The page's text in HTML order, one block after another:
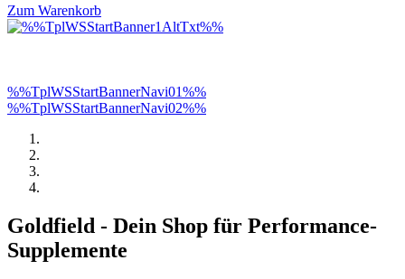
Zum Warenkorb
%%TplWSStartBannerNavi01%%
%%TplWSStartBannerNavi02%%
Goldfield - Dein Shop für Performance-
Supplemente